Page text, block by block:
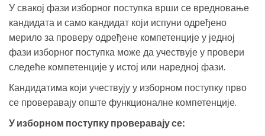
У свакој фази изборног поступка врши се вредновање
кандидата и само кандидат који испуни одређено
мерило за проверу одређене компетенције у једној
фази изборног поступка може да учествује у провери
следеће компетенције у истој или наредној фази.
Кандидатима који учествују у изборном поступку прво
се проверавају опште функционалне компетенције.
У изборном поступку проверавају се: